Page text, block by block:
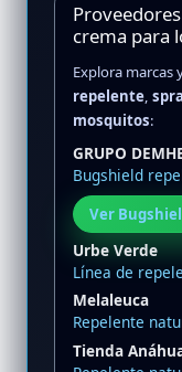
crema para
Explora marcas
repelente,
mosquitos:
GRUPO
Bugshield
Ver
Urbe Verde
Línea de
Melaleuca
Repelente
Tienda